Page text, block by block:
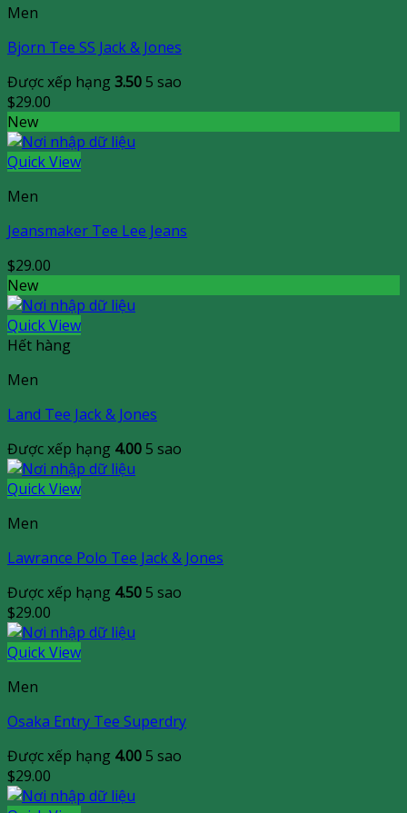
Men
Bjorn Tee SS Jack & Jones
Được xếp hạng 3.505 sao
$29.00
New
Quick View
Men
Jeansmaker Tee Lee Jeans
$29.00
New
Quick View
Hết hàng
Men
Land Tee Jack & Jones
Được xếp hạng 4.005 sao
Quick View
Men
Lawrance Polo Tee Jack & Jones
Được xếp hạng 4.505 sao
$29.00
Quick View
Men
Osaka Entry Tee Superdry
Được xếp hạng 4.005 sao
$29.00